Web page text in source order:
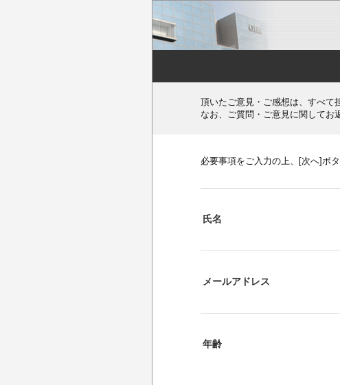
頂いたご意見・ご感想は、すべて
なお、ご質問・ご意見に関してお
必要事項をご入力の上、[次へ]ボ
氏名
メールアドレス
年齢